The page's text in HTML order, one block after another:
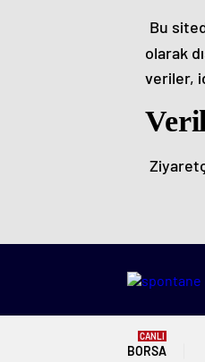
Bu
olarak
veriler,
BORSA
CANLI